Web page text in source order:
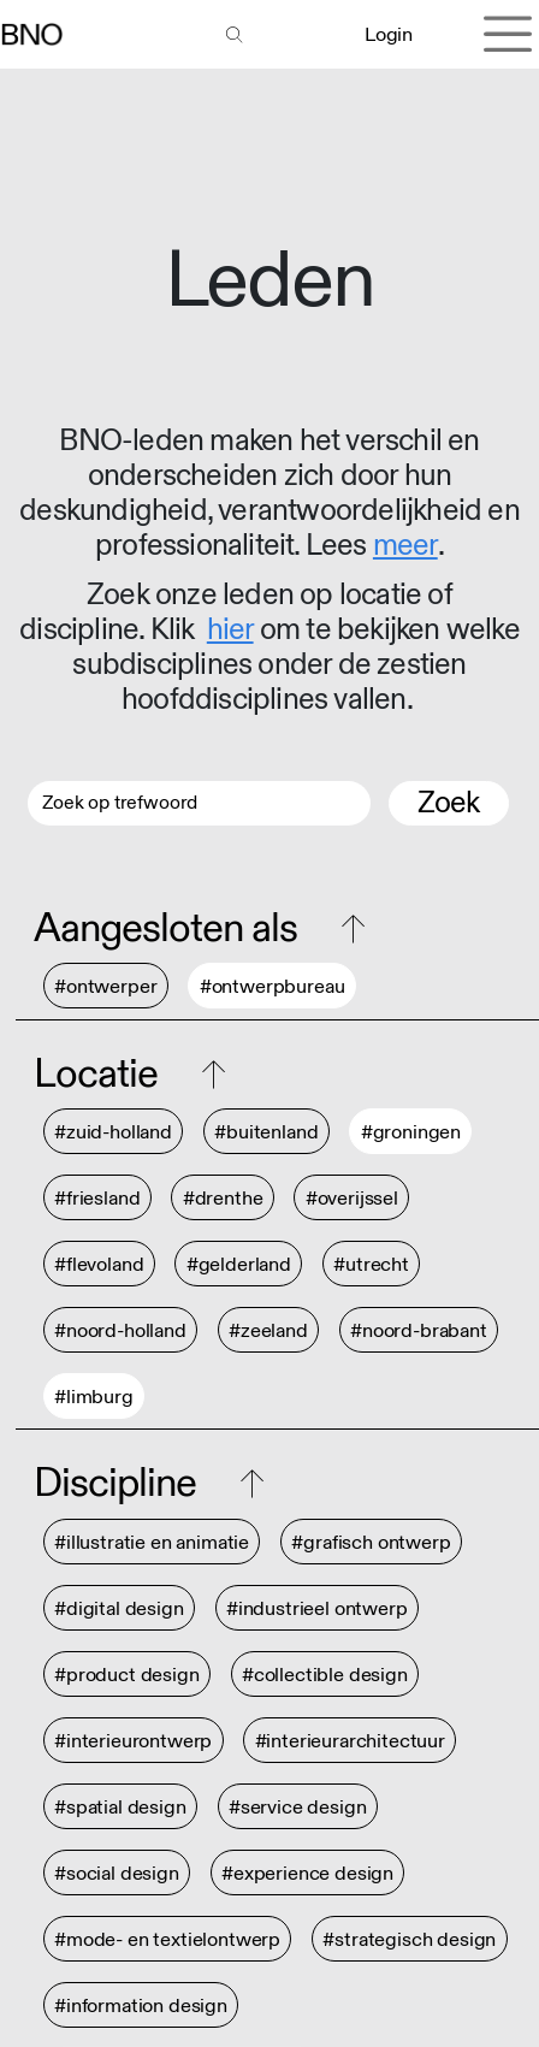
Login
Leden
BNO-leden maken het verschil en
onderscheiden zich door hun
deskundigheid, verantwoordelijkheid en
professionaliteit. Lees meer.
Zoek onze leden op locatie of
discipline. Klik hierom te bekijken welke
subdisciplines onder de zestien
hoofddisciplines vallen.
Zoek
Aangesloten als
#ontwerper #ontwerpbureau
Locatie
#zuid-holland #buitenland #groningen
#friesland #drenthe #overijssel
#flevoland #gelderland #utrecht
#noord-holland #zeeland #noord-brabant
#limburg
Discipline
#illustratie en animatie #grafisch ontwerp
#digital design #industrieel ontwerp
#product design #collectible design
#interieurontwerp #interieurarchitectuur
#spatial design #service design
#social design #experience design
#mode- en textielontwerp #strategisch design
#information design